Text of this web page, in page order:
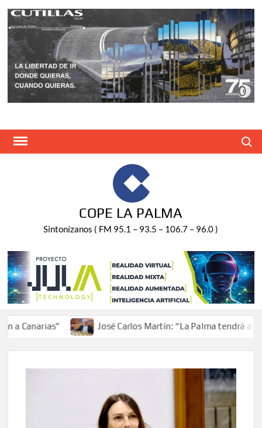
Saltar
contenido
COPE LA PALMA
Sintonízanos ( FM 95.1 – 93.5 – 106.7 – 96.0 )
José Carlos Martín: “La Palma tendrá antes